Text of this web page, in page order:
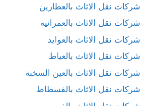
شركات نقل الاثاث بالعطارين
شركات نقل الاثاث بالعمرانية
شركات نقل الاثاث بالعوايد
شركات نقل الاثاث بالعياط
شركات نقل الاثاث بالعين السخنة
شركات نقل الاثاث بالفسطاط